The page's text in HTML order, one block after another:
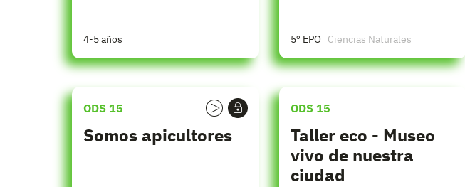
4-5 años 5º EPO Ciencias Naturales
ODS 15
Somos apicultores
ODS 15
Taller eco - Museo
vivo de nuestra
ciudad